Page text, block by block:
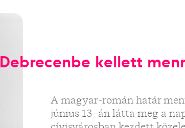
Debrecenbe kellett
A magyar-román határ
június 13–án látta meg a